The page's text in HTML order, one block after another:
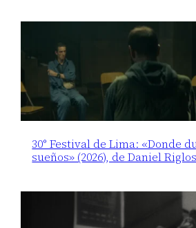
30° Festival de Lima: «Donde
sueños» (2026), de Daniel Riglos